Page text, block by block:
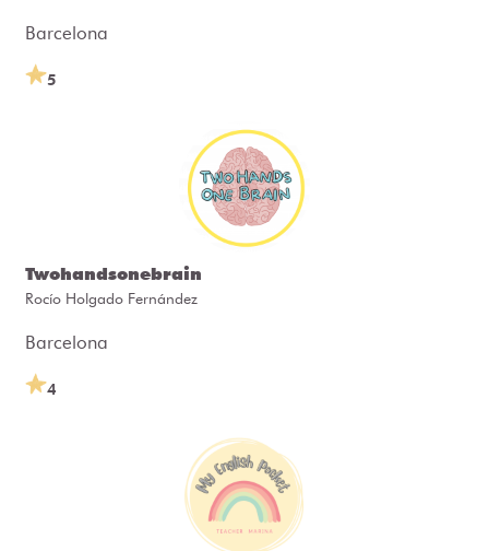
Barcelona
5
Twohandsonebrain
Rocío Holgado Fernández
Barcelona
4